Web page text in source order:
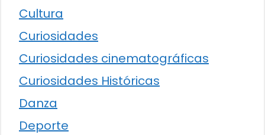
Cultura
Curiosidades
Curiosidades cinematográficas
Curiosidades Históricas
Danza
Deporte